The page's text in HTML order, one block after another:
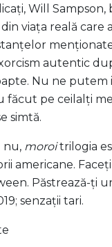
Will
viața reală care
menționate
autentic
Nu ne putem
făcut pe ceilalți
simtă.
nu, moroitrilogia
americane.
Păstrează-ți
senzații tari.